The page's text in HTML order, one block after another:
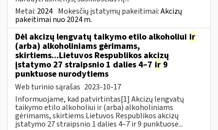
Metai: 2024 Mokesčių įstatymų pakeitimai:Akcizų
pakeitimai nuo 2024 m.
Dėl akcizų lengvatų taikymo etilo alkoholiui ir
(arba) alkoholiniams gėrimams,
skirtiems...Lietuvos Respublikos akcizų
įstatymo 27 straipsnio 1 dalies 4–7 ir 9
punktuose nurodytiems
Web turinio sąrašas 2023-10-17
Informuojame, kad patvirtintas[1] Akcizų lengvatų
taikymo etilo alkoholiui ir (arba) alkoholiniams
gėrimams, skirtiems Lietuvos Respublikos akcizų
įstatymo 27 straipsnio 1 dalies 4–7 ir 9 punktuose...